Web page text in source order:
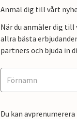
Anmäl dig till vårt
När du anmäler dig till
allra bästa
partners och bjuda in
Du kan